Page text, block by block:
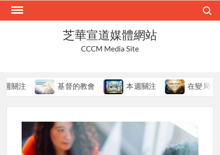
Skip
芝華宣道媒體網站
CCCM Media Site
基督的教會 本週關注 在變局中持守真